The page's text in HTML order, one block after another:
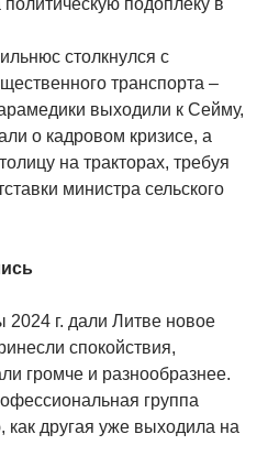
столкнулся с
транспорта –
выходили к Сейму,
о кадровом кризисе, а
на тракторах, требуя
министра сельского
г. дали Литве новое
спокойствия,
громче и разнообразнее.
группа
другая уже выходила на